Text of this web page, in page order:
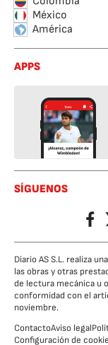
México
América
APPS
SÍGUENOS
Diario AS S.L. realiza
las obras y otras
de lectura mecánica u
conformidad con el
noviembre.
ContactoAviso legal
Configuración de